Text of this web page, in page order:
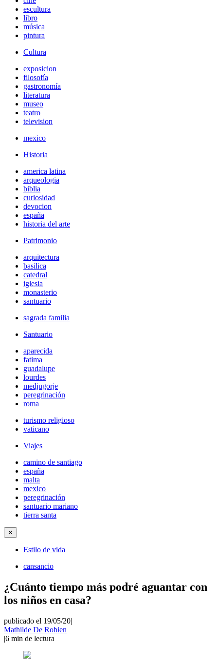
escultura
libro
música
pintura
Cultura
exposicion
filosofía
gastronomía
literatura
museo
teatro
television
mexico
Historia
america latina
arqueologia
biblia
curiosidad
devocion
españa
historia del arte
Patrimonio
arquitectura
basilica
catedral
iglesia
monasterio
santuario
sagrada familia
Santuario
aparecida
fatima
guadalupe
lourdes
medjugorje
peregrinación
roma
turismo religioso
vaticano
Viajes
camino de santiago
españa
malta
mexico
peregrinación
santuario mariano
tierra santa
✕
Estilo de vida
cansancio
¿Cuánto tiempo más podré aguantar con
los niños en casa?
publicado el 19/05/20|
Mathilde De Robien
|6 min de lectura